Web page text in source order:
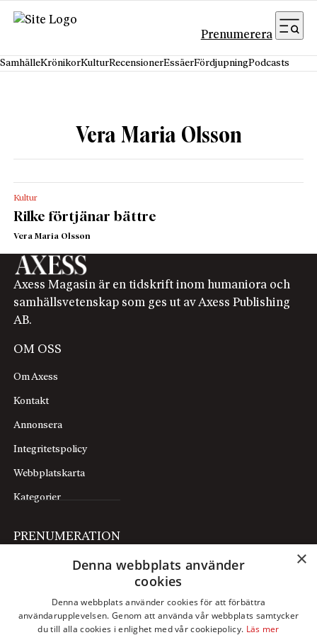
Hoppa till innehåll
Prenumerera
SamhälleKrönikorKulturRecensionerEssäerFördjupningPodcasts
Vera Maria Olsson
Kultur
Rilke förtjänar bättre
Vera Maria Olsson
Axess Magasin är en tidskrift inom humaniora och
samhällsvetenskap som ges ut av Axess Publishing
AB.
OM OSS
Om Axess
Kontakt
Annonsera
Integritetspolicy
Webbplatskarta
Kategorier
PRENUMERATION
FÖLJ OSS
×
Denna webbplats använder
cookies
Denna webbplats använder cookies för att förbättra
användarupplevelsen. Genom att använda vår webbplats samtycker
du till alla cookies i enlighet med vår cookiepolicy. Läs mer